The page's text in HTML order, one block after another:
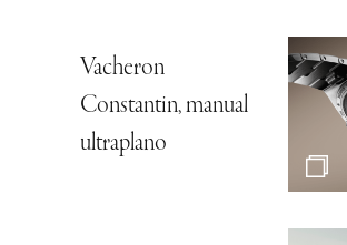
Vacheron
Constantin, manual
ultraplano